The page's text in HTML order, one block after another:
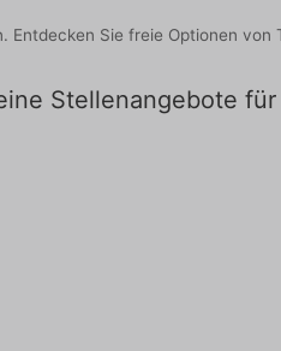
Sie freie Optionen
Stellenangebote